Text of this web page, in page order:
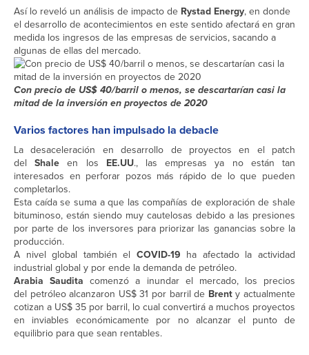
Así lo reveló un análisis de impacto de Rystad Energy, en donde
el desarrollo de acontecimientos en este sentido afectará en gran
medida los ingresos de las empresas de servicios, sacando a
algunas de ellas del mercado.
Con precio de US$ 40/barril o menos, se descartarían casi la
mitad de la inversión en proyectos de 2020
Varios factores han impulsado la debacle
La desaceleración en desarrollo de proyectos en el patch
delShale en los EE.UU., las empresas ya no están tan
interesados en perforar pozos más rápido de lo que pueden
completarlos.
Esta caída se suma a que las compañías de exploración de shale
bituminoso, están siendo muy cautelosas debido a las presiones
por parte de los inversores para priorizar las ganancias sobre la
producción.
A nivel global también el COVID-19 ha afectado la actividad
industrial global y por ende la demanda de petróleo.
Arabia Saudita comenzó a inundar el mercado, los precios
del petróleo alcanzaron US$ 31 por barril de Brenty actualmente
cotizan a US$ 35 por barril, lo cual convertirá a muchos proyectos
en inviables económicamente por no alcanzar el punto de
equilibrio para que sean rentables.